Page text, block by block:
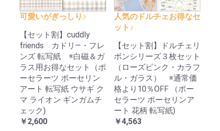
可愛いがぎっしり♪
【セット割】cuddly
friends カドリ―・フレ
ンズ 転写紙 ※白磁＆ガ
ラス用お得なセット（ポ
ーセラーツ ポーセリン
アート 転写紙 ウサギ ク
マ ライオン ギンガムチ
ェック)
￥2,600
人気のドルチェお得なセ
ット♪
【セット割】ドルチェリ
ボンシリーズ３枚セット
（ローズピンク・カラフ
ル・ガラス） ※通常価
格より10％OFF （ポー
セラーツ ポーセリンア
ート 花柄 転写紙)
￥4,563